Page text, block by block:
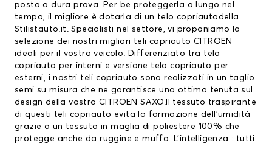
posta a dura prova. Per be proteggerla a lungo nel
tempo, il migliore è dotarla di un telo copriautodella
Stilistauto.it. Specialisti nel settore, vi proponiamo la
selezione dei nostri migliori teli copriauto CITROEN
ideali per il vostro veicolo. Differenziato tra telo
copriauto per interni e versione telo copriauto per
esterni, i nostri teli copriauto sono realizzati in un taglio
semi su misura che ne garantisce una ottima tenuta sul
design della vostra CITROEN SAXO.Il tessuto traspirante
di questi teli copriauto evita la formazione dell’umidità
grazie a un tessuto in maglia di poliestere 100% che
protegge anche da ruggine e muffa. L’intelligenza : tutti